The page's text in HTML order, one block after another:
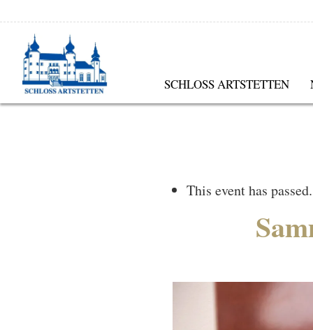
SCHLOSS ARTSTETTEN
This event has passed.